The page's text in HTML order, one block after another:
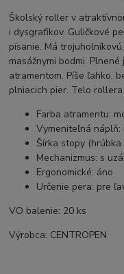
Školský roller v
i dysgrafikov. Guličkové
písanie. Má
masážnymi bodmi.
atramentom. Píše ľahko,
plniacich pier. Telo
Farba atramentu:
Vymeniteľná náplň:
Šírka stopy (hrúbka
Mechanizmus: s
Ergonomické: áno
Určenie pera: pre
VO balenie: 20 ks
Výrobca: CENTROPEN